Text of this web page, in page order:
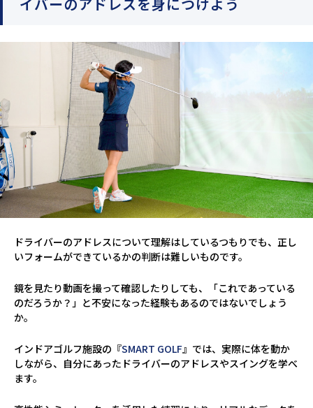
ドライバーのアドレスについて理解はしているつもりでも、正し
いフォームができているかの判断は難しいものです。
鏡を見たり動画を撮って確認したりしても、「これであっている
のだろうか？」と不安になった経験もあるのではないでしょう
か。
インドアゴルフ施設の『SMART GOLF』では、実際に体を動か
しながら、自分にあったドライバーのアドレスやスイングを学べ
ます。